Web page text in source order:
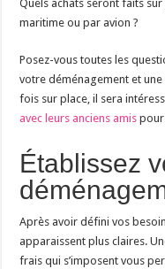
Quels achats seront faits
maritime ou par avion ?
Posez-vous toutes les
votre déménagement et
fois sur place, il sera
avec leurs anciens amis pour
Établissez
Après avoir défini vos
apparaissent plus claires.
frais qui s’imposent vous